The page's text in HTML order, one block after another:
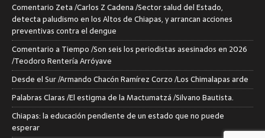
Comentario Zeta /Carlos Z Cadena /Sector salud del Estado,
detecta paludismo en los Altos de Chiapas, y arrancan acciones
preventivas contra el dengue
Comentario a Tiempo /Son seis los periodistas asesinados en 2026
/Teodoro Rentería Arróyave
Desde el Sur /Armando Chacón Ramírez Corzo /Los Chimalapas arde
Palabras Claras /El estigma de la Mactumatzá /Silvano Bautista.
Chiapas: la educación pendiente de un estado que no puede
esperar